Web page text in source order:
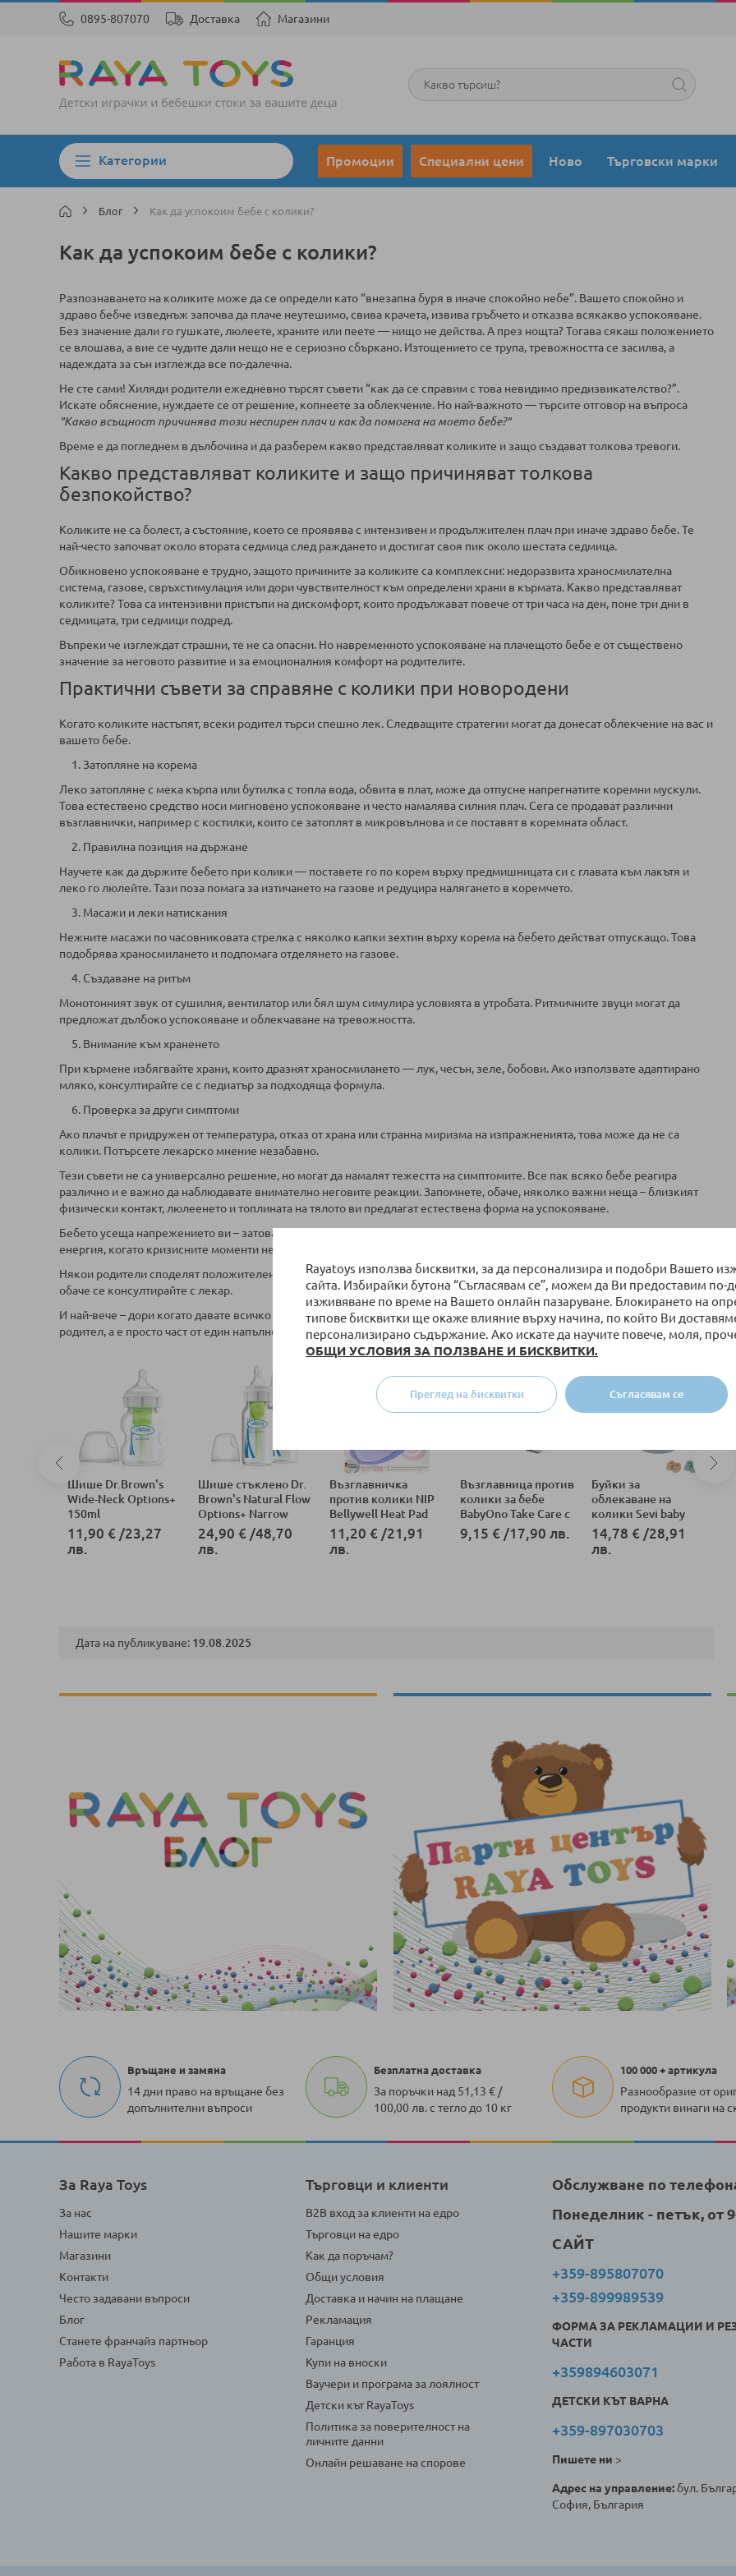
Rayatoys използва бисквитки, за да персонализира и подобри Вашето
сайта. Избирайки бутона “Съгласявам се”, можем да Ви предоставим по-
изживяване по време на Вашето онлайн пазаруване. Блокирането на
типове бисквитки ще окаже влияние върху начина, по който Ви
персонализирано съдържание. Ако искате да научите повече, моля,
ОБЩИ УСЛОВИЯ ЗА ПОЛЗВАНЕ И БИСКВИТКИ.
Съгласявам се
Преглед на бисквитки
0895-807070 Доставка Магазини
Търсене
Категории Промоции Специални цени Ново Търговски марки
Блог Как да успокоим бебе с колики?
Как да успокоим бебе с колики?
Разпознаването на коликите може да се определи като “внезапна буря в иначе спокойно небе”. Вашето спокойно и
здраво бебче изведнъж започва да плаче неутешимо, свива крачета, извива гръбчето и отказва всякакво успокояване.
Без значение дали го гушкате, люлеете, храните или пеете — нищо не действа. А през нощта? Тогава сякаш положението
се влошава, а вие се чудите дали нещо не е сериозно сбъркано. Изтощението се трупа, тревожността се засилва, а
надеждата за сън изглежда все по-далечна.
Не сте сами! Хиляди родители ежедневно търсят съвети “как да се справим с това невидимо предизвикателство?”.
Искате обяснение, нуждаете се от решение, копнеете за облекчение. Но най-важното — търсите отговор на въпроса
"Какво всъщност причинява този неспирен плач и как да помогна на моето бебе?"
Време е да погледнем в дълбочина и да разберем какво представляват коликите и защо създават толкова тревоги.
Какво представляват коликите и защо причиняват толкова
безпокойство?
Коликите не са болест, а състояние, което се проявява с интензивен и продължителен плач при иначе здраво бебе. Те
най-често започват около втората седмица след раждането и достигат своя пик около шестата седмица.
Обикновено успокояване е трудно, защото причините за коликите са комплексни: недоразвита храносмилателна
система, газове, свръхстимулация или дори чувствителност към определени храни в кърмата. Какво представляват
коликите? Това са интензивни пристъпи на дискомфорт, които продължават повече от три часа на ден, поне три дни в
седмицата, три седмици подред.
Въпреки че изглеждат страшни, те не са опасни. Но навременното успокояване на плачещото бебе е от съществено
значение за неговото развитие и за емоционалния комфорт на родителите.
Практични съвети за справяне с колики при новородени
Когато коликите настъпят, всеки родител търси спешно лек. Следващите стратегии могат да донесат облекчение на вас и
вашето бебе.
1. Затопляне на корема
Леко затопляне с мека кърпа или бутилка с топла вода, обвита в плат, може да отпусне напрегнатите коремни мускули.
Това естествено средство носи мигновено успокояване и често намалява силния плач. Сега се продават различни
възглавнички, например с костилки, които се затоплят в микровълнова и се поставят в коремната област.
2. Правилна позиция на държане
Научете как да държите бебето при колики — поставете го по корем върху предмишницата си с главата към лакътя и
леко го люлейте. Тази поза помага за изтичането на газове и редуцира налягането в коремчето.
3. Масажи и леки натискания
Нежните масажи по часовниковата стрелка с няколко капки зехтин върху корема на бебето действат отпускащо. Това
подобрява храносмилането и подпомага отделянето на газове.
4. Създаване на ритъм
Монотонният звук от сушилня, вентилатор или бял шум симулира условията в утробата. Ритмичните звуци могат да
предложат дълбоко успокояване и облекчаване на тревожността.
5. Внимание към храненето
При кърмене избягвайте храни, които дразнят храносмилането — лук, чесън, зеле, бобови. Ако използвате адаптирано
мляко, консултирайте се с педиатър за подходяща формула.
6. Проверка за други симптоми
Ако плачът е придружен от температура, отказ от храна или странна миризма на изпражненията, това може да не са
колики. Потърсете лекарско мнение незабавно.
Тези съвети не са универсално решение, но могат да намалят тежестта на симптомите. Все пак всяко бебе реагира
различно и е важно да наблюдавате внимателно неговите реакции. Запомнете, обаче, няколко важни неща – близкият
физически контакт, люлеенето и топлината на тялото ви предлагат естествена форма на успокояване.
Бебето усеща напрежението ви – затова, дишайте дълбоко, вземете си кратка пауза, ако е възможно, и се върнете с нова
енергия, когато кризисните моменти не спират.
Някои родители споделят положителен ефект от чай с копър или чай от лайка (за кърмачката, не за самото бебе). Винаги
обаче се консултирайте с лекар.
И най-вече – дори когато давате всичко от себе си, понякога успокояване не настъпва веднага. Това не ви прави лош
родител, а е просто част от един напълно нормален етап, който, рано или късно, ще отмине.
Шише Dr.Brown's
Wide-Neck Options+
150ml
11,90 €/23,27
лв.
Шише стъклено Dr.
Brown's Natural Flow
Options+ Narrow
2бр. 120 ml
24,90 € /48,70
лв.
Възглавничка
против колики NIP
Bellywell Heat Pad
11,20 €/21,91
лв.
Възглавница против
колики за бебе
BabyOno Take Care с
черешови костилки
и лавандула, 796
9,15 € /17,90 лв.
Буйки за
облекаване на
колики Sevi baby
14,78 €/28,91
лв.
Дата на публикуване: 19.08.2025
Връщане и замяна
14 дни право на връщане без
допълнителни въпроси
Безплатна доставка
За поръчки над 51,13 € /
100,00 лв. с тегло до 10 кг
100 000 + артикула
Разнообразие от
продукти винаги на
За Raya Toys
За нас
Нашите марки
Магазини
Контакти
Често задавани въпроси
Блог
Станете франчайз партньор
Работа в RayaToys
Търговци и клиенти
B2B вход за клиенти на едро
Търговци на едро
Как да поръчам?
Общи условия
Доставка и начин на плащане
Рекламация
Гаранция
Купи на вноски
Ваучери и програма за лоялност
Детски кът RayaToys
Политика за поверителност на
личните данни
Онлайн решаване на спорове
Обслужване по
Понеделник - петък, от
САЙТ
+359-895807070
+359-899989539
ФОРМА ЗА РЕКЛАМАЦИИ И
ЧАСТИ
+359894603071
ДЕТСКИ КЪТ ВАРНА
+359-897030703
Пишете ни >
Адрес на управление:бул.
София, България